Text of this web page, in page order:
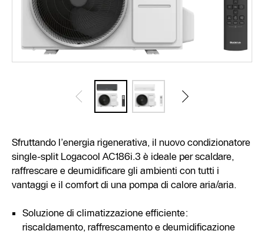
Sfruttando l’energia rigenerativa, il nuovo condizionatore
single-split Logacool AC186i.3 è ideale per scaldare,
raffrescare e deumidificare gli ambienti con tutti i
vantaggi e il comfort di una pompa di calore aria/aria.
Soluzione di climatizzazione efficiente:
riscaldamento, raffrescamento e deumidificazione